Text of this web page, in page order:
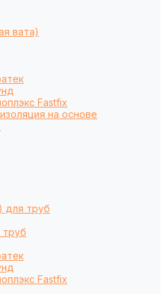
вата)
Fastfix
на основе
для труб
труб
Fastfix